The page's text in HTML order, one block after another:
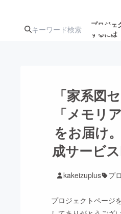
プロジェ
するには
注目のリ
ターン
注目の新着プロ
ジェクト
アート・写真
「家系図
「メモリ
をお届け
成サービ
kakeizuplus プ
プロジェクトページ